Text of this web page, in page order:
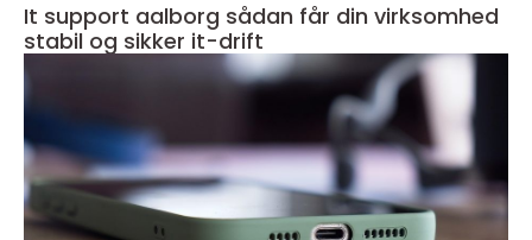
It support aalborg sådan får din virksomhed
stabil og sikker it-drift